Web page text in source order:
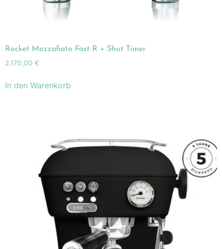
Rocket Mozzafiato Fast R + Shot Timer
2.170,00 €
In den Warenkorb